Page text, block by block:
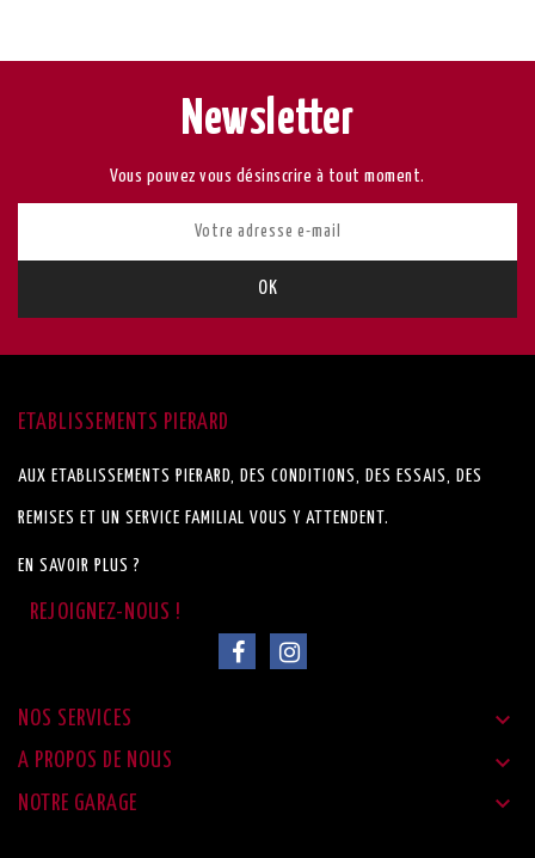
Newsletter
Vous pouvez vous désinscrire à tout moment.
ETABLISSEMENTS PIERARD
AUX ETABLISSEMENTS PIERARD, DES CONDITIONS, DES ESSAIS, DES
REMISES ET UN SERVICE FAMILIAL VOUS Y ATTENDENT.
EN SAVOIR PLUS ?
NOS SERVICES 
A PROPOS DE NOUS 
NOTRE GARAGE 